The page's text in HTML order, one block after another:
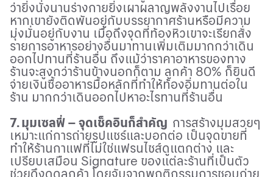
ว่ายิ่งนั่งนานร่างกายยิ่งเผาผลาญพลังงานไปเรื่อย
หากเขายังติดพันอยู่กับบรรยากาศร้านหรือมีความ
มุ่งมั่นอยู่กับงาน เมื่อถึงจุดที่ท้องหิวเขาจะเรียกสั่ง
รายการอาหารอย่างอื่นมาทานเพิ่มเติมมากกว่าเดิน
ออกไปทานที่ร้านอื่น ถึงแม้ว่าราคาอาหารของทาง
ร้านจะสูงกว่าร้านข้างนอกก็ตาม ลูกค้า 80% ก็ยินดี
จ่ายเงินซื้ออาหารมื้อหลักที่ทำให้ท้องอิ่มทานต่อใน
ร้าน มากกว่าเดินออกไปหาอะไรทานที่ร้านอื่น
7. มุมเซลฟี่ – จุดเช็คอินก็สำคัญ การสร้างมุมสวยๆ
เหมาะแก่การถ่ายรูปแชร์และบอกต่อ เป็นจุดขายที่
ทำให้ร้านกาแฟที่ไม่ใช่แฟรนไชส์ดูแตกต่าง และ
เปรียบเสมือน Signature ของแต่ละร้านที่เป็นตัว
ช่วยดึงดูดลูกค้า โดยจับจากพฤติกรรมการชอบถ่าย